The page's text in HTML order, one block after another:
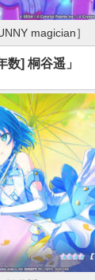
magician］
] 桐谷遥」